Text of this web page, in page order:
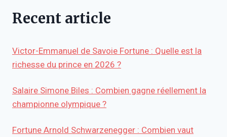
Recent article
Victor-Emmanuel de Savoie Fortune : Quelle est la
richesse du prince en 2026 ?
Salaire Simone Biles : Combien gagne réellement la
championne olympique ?
Fortune Arnold Schwarzenegger : Combien vaut